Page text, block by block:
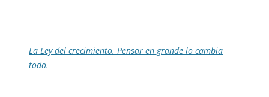
La Ley del crecimiento. Pensar en grande lo cambia
todo.